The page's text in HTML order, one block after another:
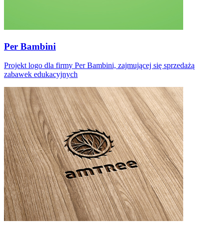
Per Bambini
Projekt logo dla firmy Per Bambini, zajmującej się sprzedażą
zabawek edukacyjnych